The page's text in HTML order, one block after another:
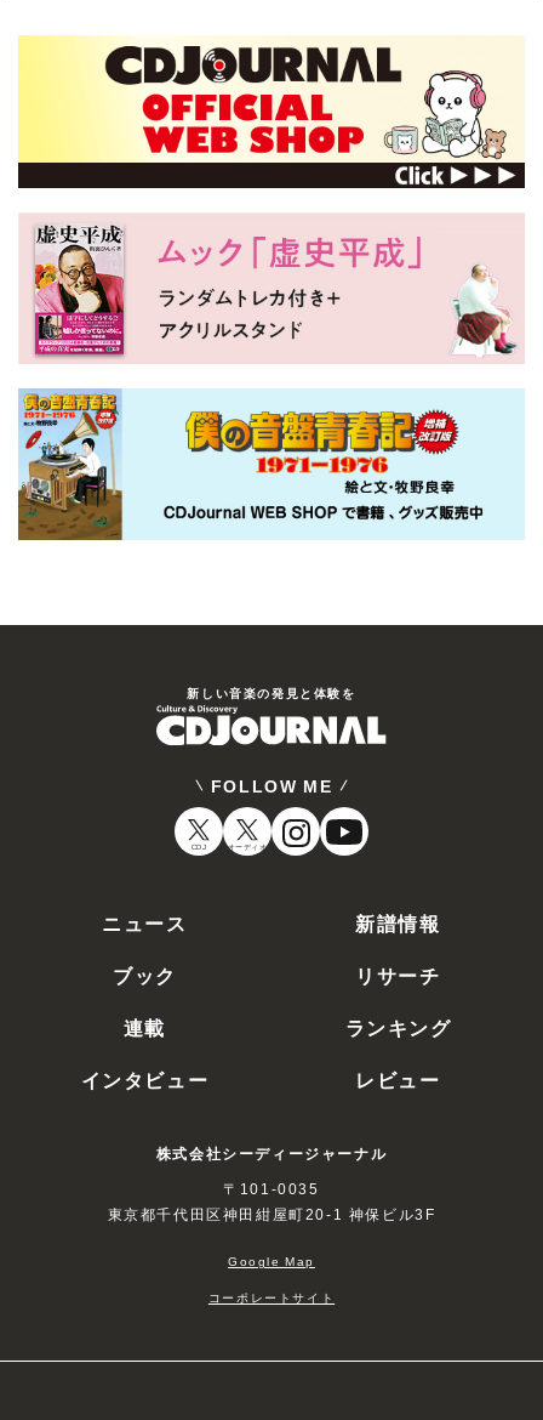
新しい⾳楽の発⾒と体験を
FOLLOW ME
CDJ オーディオ
ニュース
新譜情報
ブック
リサーチ
連載
ランキング
インタビュー
レビュー
株式会社シーディージャーナル
〒101-0035
東京都千代田区神田紺屋町20-1 神保ビル3F
Google Map
コーポレートサイト